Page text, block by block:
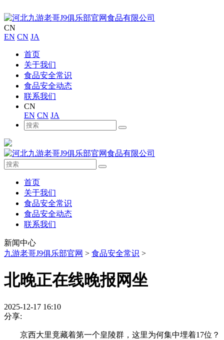
CN
EN CN JA
首页
关于我们
食品安全常识
食品安全动态
联系我们
CN
EN CN JA
首页
关于我们
食品安全常识
食品安全动态
联系我们
新闻中心
九游老哥J9俱乐部官网 > 食品安全常识 >
北晚正在线晚报网坐
2025-12-17 16:10
分享:
京西大里竟藏着第一个皇陵群，这里为何集中埋着17位？